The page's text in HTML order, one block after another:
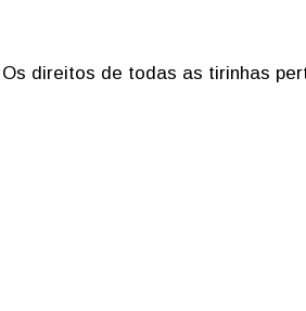
Os direitos de todas as tirinhas